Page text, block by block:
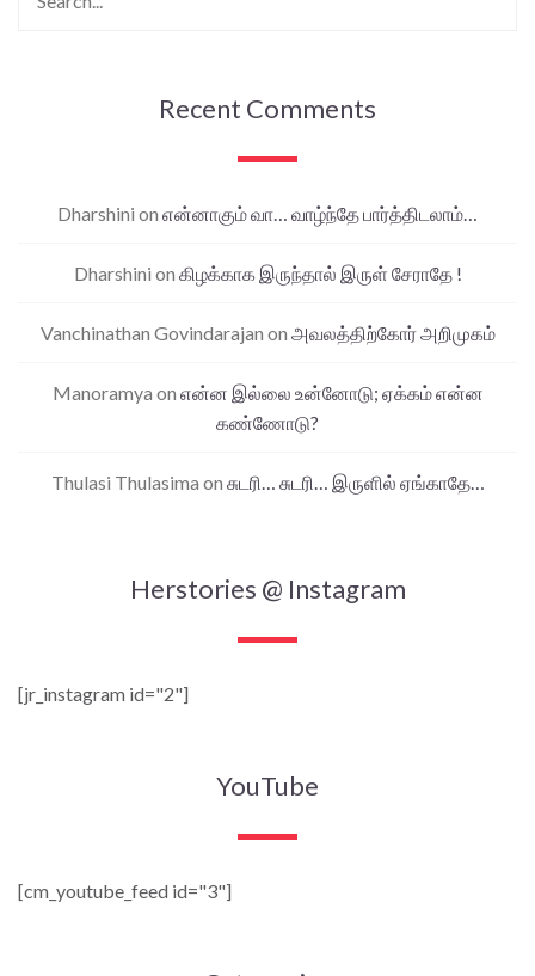
Recent Comments
Dharshini on என்னாகும் வா… வாழ்ந்தே பார்த்திடலாம்…
Dharshini on கிழக்காக இருந்தால் இருள் சேராதே !
Vanchinathan Govindarajan on அவலத்திற்கோர் அறிமுகம்
Manoramya on என்ன இல்லை உன்னோடு; ஏக்கம் என்ன
கண்ணோடு?
Thulasi Thulasima on சுடரி… சுடரி… இருளில் ஏங்காதே…
Herstories @ Instagram
[jr_instagram id="2"]
YouTube
[cm_youtube_feed id="3"]